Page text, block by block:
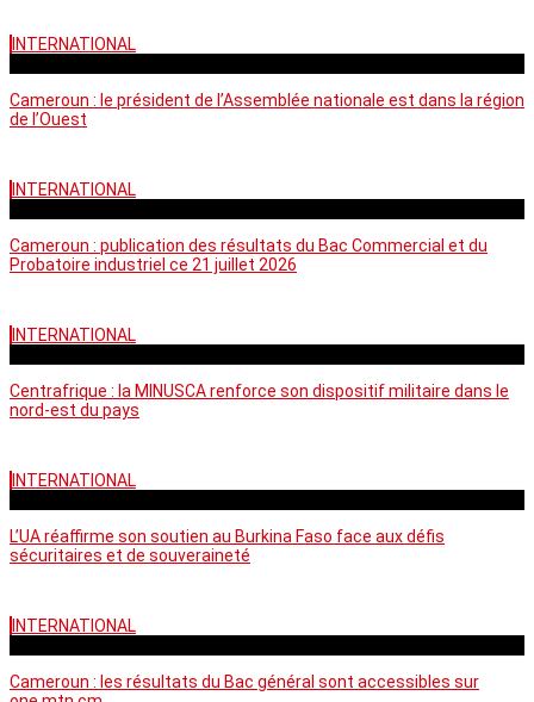
INTERNATIONAL
Cameroun : le président de l’Assemblée nationale est dans la région
de l’Ouest
INTERNATIONAL
Cameroun : publication des résultats du Bac Commercial et du
Probatoire industriel ce 21 juillet 2026
INTERNATIONAL
Centrafrique : la MINUSCA renforce son dispositif militaire dans le
nord-est du pays
INTERNATIONAL
L’UA réaffirme son soutien au Burkina Faso face aux défis
sécuritaires et de souveraineté
INTERNATIONAL
Cameroun : les résultats du Bac général sont accessibles sur